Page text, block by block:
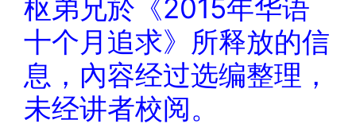
枢弟兄於《2015年华语
十个月追求》所释放的信
息，內容经过选编整理，
未经讲者校阅。